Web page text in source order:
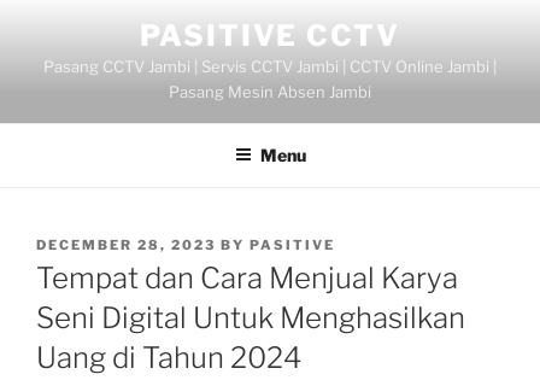
content
PASITIVE CCTV
Pasang CCTV Jambi | Servis CCTV Jambi | CCTV Online Jambi |
Pasang Mesin Absen Jambi
Menu
POSTED
ON
DECEMBER 28, 2023 BY PASITIVE
Tempat dan Cara Menjual Karya
Seni Digital Untuk Menghasilkan
Uang di Tahun 2024